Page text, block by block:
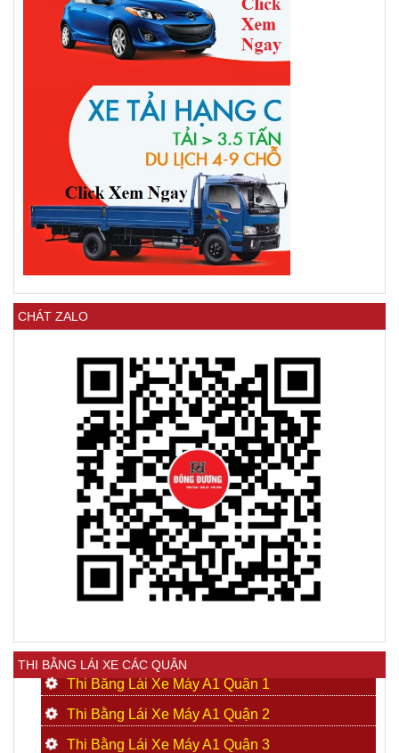
CHÁT ZALO
THI BẰNG LÁI XE CÁC QUẬN
Thi Bằng Lái Xe Máy A1 Quận 1
Thi Bằng Lái Xe Máy A1 Quận 2
Thi Bằng Lái Xe Máy A1 Quận 3